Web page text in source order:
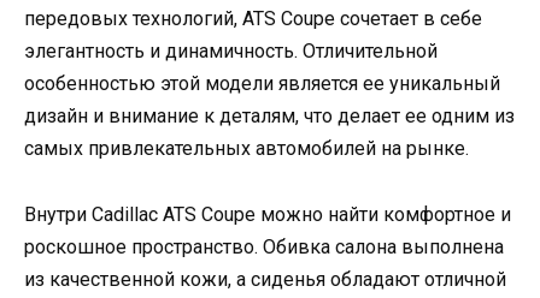
передовых технологий, ATS Coupe сочетает в себе
элегантность и динамичность. Отличительной
особенностью этой модели является ее уникальный
дизайн и внимание к деталям, что делает ее одним из
самых привлекательных автомобилей на рынке.
Внутри Cadillac ATS Coupe можно найти комфортное и
роскошное пространство. Обивка салона выполнена
из качественной кожи, а сиденья обладают отличной